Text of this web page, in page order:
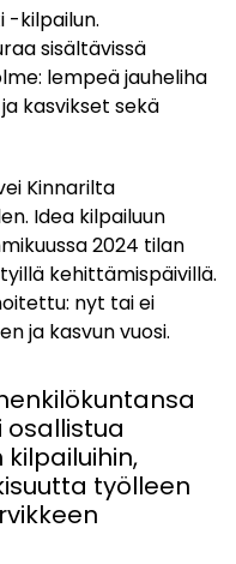
-kilpailun.
sisältävissä
lempeä jauheliha
kasvikset sekä
Kinnarilta
Idea kilpailuun
2024 tilan
kehittämispäivillä.
nyt tai ei
ja kasvun vuosi.
työlleen